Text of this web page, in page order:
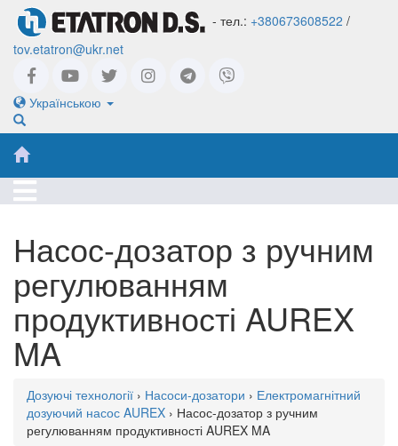
- тел.: +380673608522 /
tov.etatron@ukr.net
Українською
Насос-дозатор з ручним
регулюванням
продуктивності AUREX
MA
Дозуючі технології › Насоси-дозатори › Електромагнітний
дозуючий насос AUREX › Насос-дозатор з ручним
регулюванням продуктивності AUREX MA